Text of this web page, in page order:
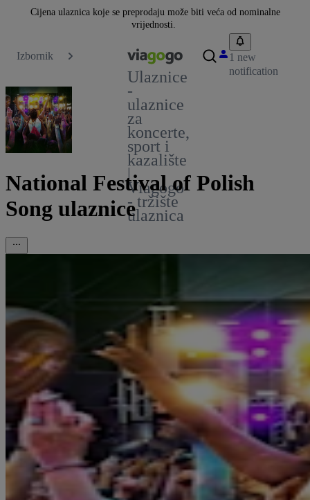
Cijena ulaznica koje se preprodaju može biti veća od nominalne
vrijednosti.
Izbornik
Ulaznice
-
ulaznice
za
koncerte,
sport i
kazalište
|
Viagogo
- tržište
ulaznica
1 new
notification
National Festival of Polish
Song ulaznice